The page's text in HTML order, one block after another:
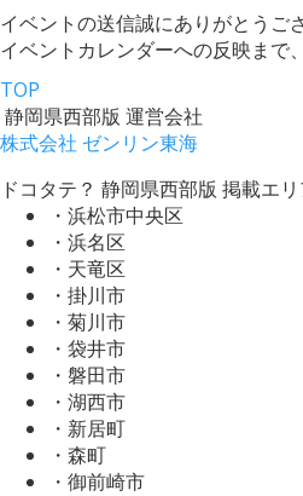
イベントの送信誠にありがとうご
イベントカレンダーへの反映まで
TOP
静岡県西部版 運営会社
株式会社 ゼンリン東海
ドコタテ？ 静岡県西部版 掲載エ
・浜松市中央区
・浜名区
・天竜区
・掛川市
・菊川市
・袋井市
・磐田市
・湖西市
・新居町
・森町
・御前崎市